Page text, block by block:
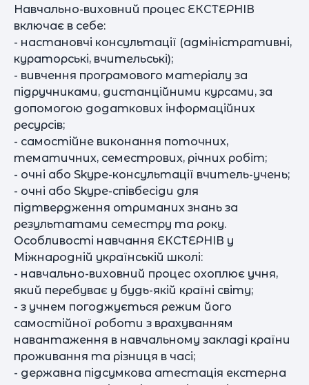
Навчально-виховний процес ЕКСТЕРНІВ
включає в себе:
- настановчі консультації (адміністративні,
кураторські, вчительські);
- вивчення програмового матеріалу за
підручниками, дистанційними курсами, за
допомогою додаткових інформаційних
ресурсів;
- самостійне виконання поточних,
тематичних, семестрових, річних робіт;
- очні або Skype-консультації вчитель-учень;
- очні або Skype-співбесіди для
підтвердження отриманих знань за
результатами семестру та року.
Особливості навчання ЕКСТЕРНІВ у
Міжнародній українській школі:
- навчально-виховний процес охоплює учня,
який перебуває у будь-якій країні світу;
- з учнем погоджується режим його
самостійної роботи з врахуванням
навантаження в навчальному закладі країни
проживання та різниця в часі;
- державна підсумкова атестація екстерна